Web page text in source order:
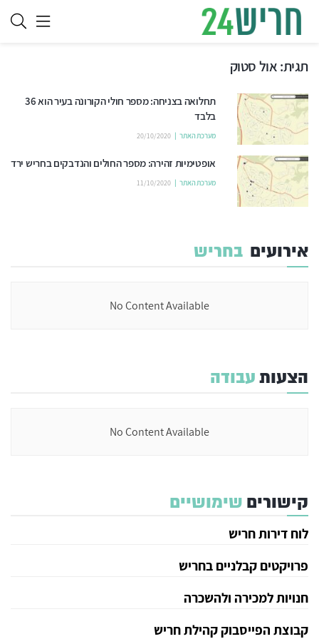
תגית:אול סטוק
תחלואה בצניחה: מספר חולי הקורונה בעיר הוא 36
בלבד
מערכת האתר 20/10/2020
אופטימיות זהירה: מספר החולים והנדבקים בחריש ירד
מערכת האתר 11/10/2020
אירועים בחריש
No Content Available
הצעותעבודה
No Content Available
קישורים שימושיים
לוח דירות חריש
פרויקטים קבלניים בחריש
חנויות למכירה ולהשכרה
קבוצת הפייסבוק קהילת חריש